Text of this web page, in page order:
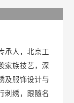
承人，北京工
家族技艺，深
及服饰设计与
刺绣，跟随名